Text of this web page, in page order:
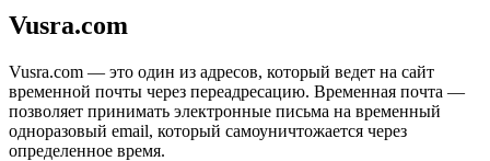
Vusra.com
Vusra.com — это один из адресов, который ведет на сайт
временной почты через переадресацию. Временная почта —
позволяет принимать электронные письма на временный
одноразовый email, который самоуничтожается через
определенное время.